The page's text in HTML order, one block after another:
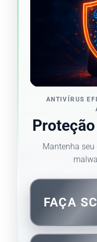
ANTIVÍRUS
Mantenha
FAÇA